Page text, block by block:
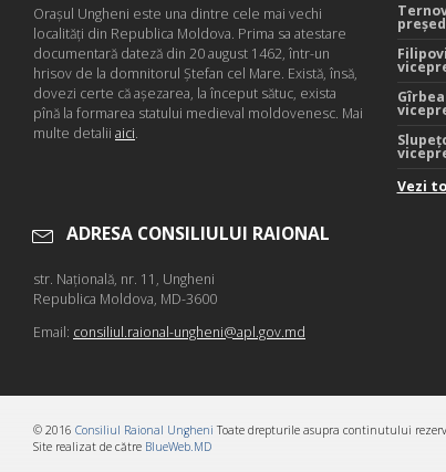
Oraşul Ungheni este una dintre cele mai vechi
localităţi din Republica Moldova. Prima sa atestare
documentară dateză din 20 august 1462, într-un
hrisov de la domnitorul Ştefan cel Mare. Există, însă,
dovezi certe că aşezarea, la început sătuc, exista
pînă la formarea statului medieval moldovenesc. Mai
multe detalii aici.
Vezi
ADRESA CONSILIULUI RAIONAL
str. Naţională, nr. 11, Ungheni
Republica Moldova, MD-3600
Email: consiliul.raional-ungheni@apl.gov.md
© 2016 Consiliul Raional Ungheni Toate drepturile asupra continutului
Site realizat de către BlueWeb.MD